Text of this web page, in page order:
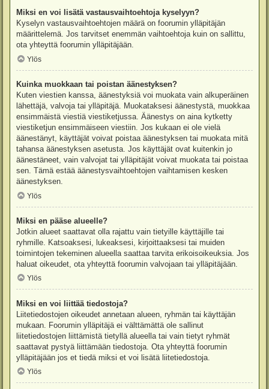
Miksi en voi lisätä vastausvaihtoehtoja kyselyyn?
Kyselyn vastausvaihtoehtojen määrä on foorumin ylläpitäjän
määrittelemä. Jos tarvitset enemmän vaihtoehtoja kuin on sallittu,
ota yhteyttä foorumin ylläpitäjään.
Ylös
Kuinka muokkaan tai poistan äänestyksen?
Kuten viestien kanssa, äänestyksiä voi muokata vain alkuperäinen
lähettäjä, valvoja tai ylläpitäjä. Muokataksesi äänestystä, muokkaa
ensimmäistä viestiä viestiketjussa. Äänestys on aina kytketty
viestiketjun ensimmäiseen viestiin. Jos kukaan ei ole vielä
äänestänyt, käyttäjät voivat poistaa äänestyksen tai muokata mitä
tahansa äänestyksen asetusta. Jos käyttäjät ovat kuitenkin jo
äänestäneet, vain valvojat tai ylläpitäjät voivat muokata tai poistaa
sen. Tämä estää äänestysvaihtoehtojen vaihtamisen kesken
äänestyksen.
Ylös
Miksi en pääse alueelle?
Jotkin alueet saattavat olla rajattu vain tietyille käyttäjille tai
ryhmille. Katsoaksesi, lukeaksesi, kirjoittaaksesi tai muiden
toimintojen tekeminen alueella saattaa tarvita erikoisoikeuksia. Jos
haluat oikeudet, ota yhteyttä foorumin valvojaan tai ylläpitäjään.
Ylös
Miksi en voi liittää tiedostoja?
Liitetiedostojen oikeudet annetaan alueen, ryhmän tai käyttäjän
mukaan. Foorumin ylläpitäjä ei välttämättä ole sallinut
liitetiedostojen liittämistä tietyllä alueella tai vain tietyt ryhmät
saattavat pystyä liittämään tiedostoja. Ota yhteyttä foorumin
ylläpitäjään jos et tiedä miksi et voi lisätä liitetiedostoja.
Ylös